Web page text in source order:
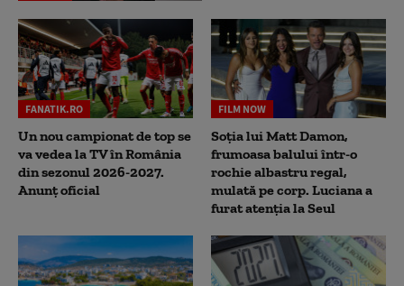
FANATIK.RO
Un nou campionat de top se
va vedea la TV în România
din sezonul 2026-2027.
Anunț oficial
FILM NOW
Soția lui Matt Damon,
frumoasa balului într-o
rochie albastru regal,
mulată pe corp. Luciana a
furat atenția la Seul